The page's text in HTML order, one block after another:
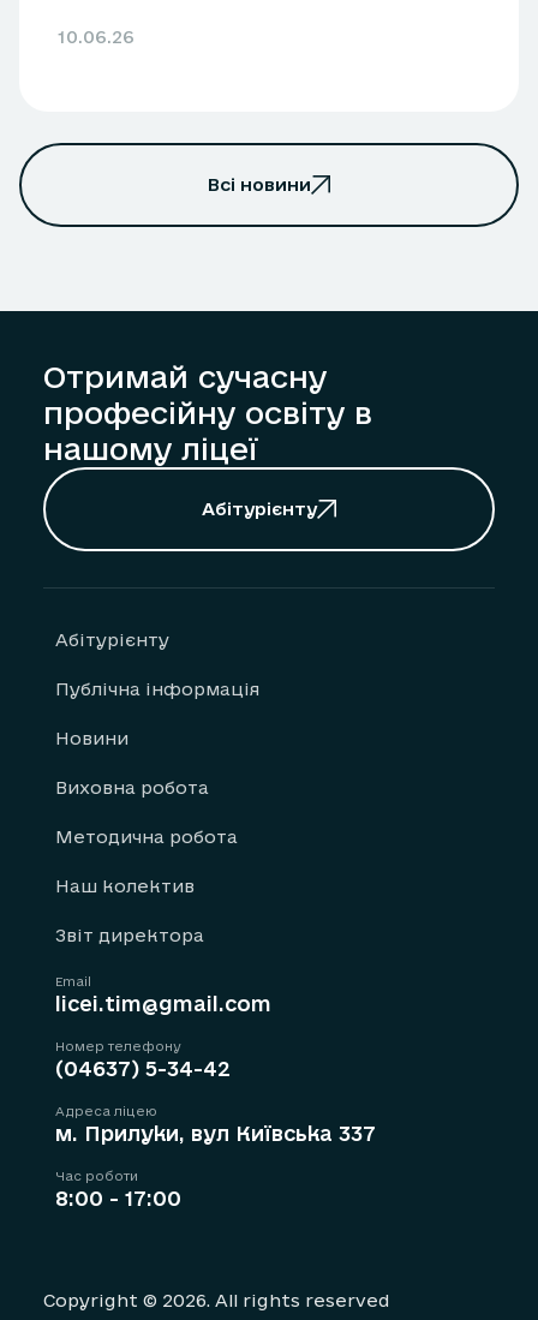
10.06.26
Всі новини
Отримай сучасну
професійну освіту в
нашому ліцеї
Абітурієнту
Абітурієнту
Публічна інформація
Новини
Виховна робота
Методична робота
Наш колектив
Звіт директора
Email
licei.tim@gmail.com
Номер телефону
(04637) 5-34-42
Адреса ліцею
м. Прилуки, вул Київська 337
Час роботи
8:00 - 17:00
Copyright © 2026. All rights reserved